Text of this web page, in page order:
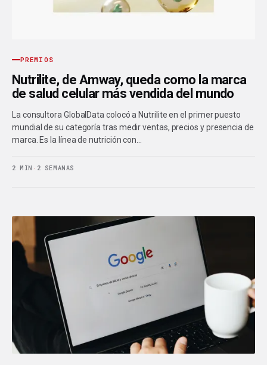
PREMIOS
Nutrilite, de Amway, queda como la marca
de salud celular más vendida del mundo
La consultora GlobalData colocó a Nutrilite en el primer puesto
mundial de su categoría tras medir ventas, precios y presencia de
marca. Es la línea de nutrición con…
2 MIN · 2 SEMANAS